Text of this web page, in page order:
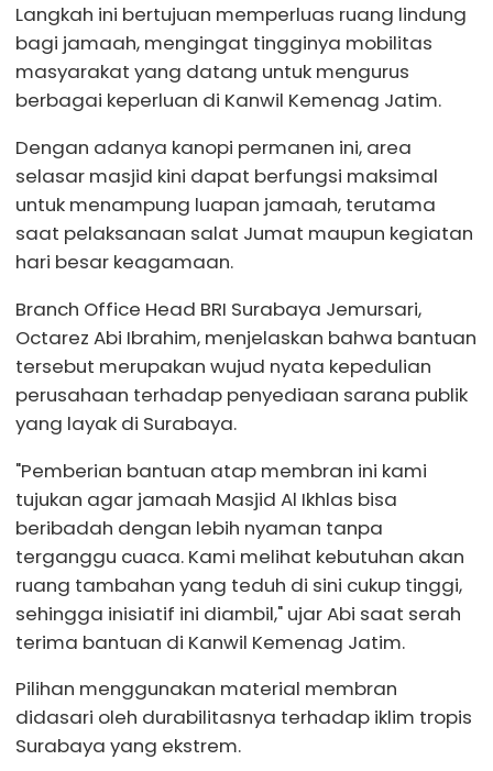
Langkah ini bertujuan memperluas ruang lindung
bagi jamaah, mengingat tingginya mobilitas
masyarakat yang datang untuk mengurus
berbagai keperluan di Kanwil Kemenag Jatim.
Dengan adanya kanopi permanen ini, area
selasar masjid kini dapat berfungsi maksimal
untuk menampung luapan jamaah, terutama
saat pelaksanaan salat Jumat maupun kegiatan
hari besar keagamaan.
Branch Office Head BRI Surabaya Jemursari,
Octarez Abi Ibrahim, menjelaskan bahwa bantuan
tersebut merupakan wujud nyata kepedulian
perusahaan terhadap penyediaan sarana publik
yang layak di Surabaya.
"Pemberian bantuan atap membran ini kami
tujukan agar jamaah Masjid Al Ikhlas bisa
beribadah dengan lebih nyaman tanpa
terganggu cuaca. Kami melihat kebutuhan akan
ruang tambahan yang teduh di sini cukup tinggi,
sehingga inisiatif ini diambil," ujar Abi saat serah
terima bantuan di Kanwil Kemenag Jatim.
Pilihan menggunakan material membran
didasari oleh durabilitasnya terhadap iklim tropis
Surabaya yang ekstrem.